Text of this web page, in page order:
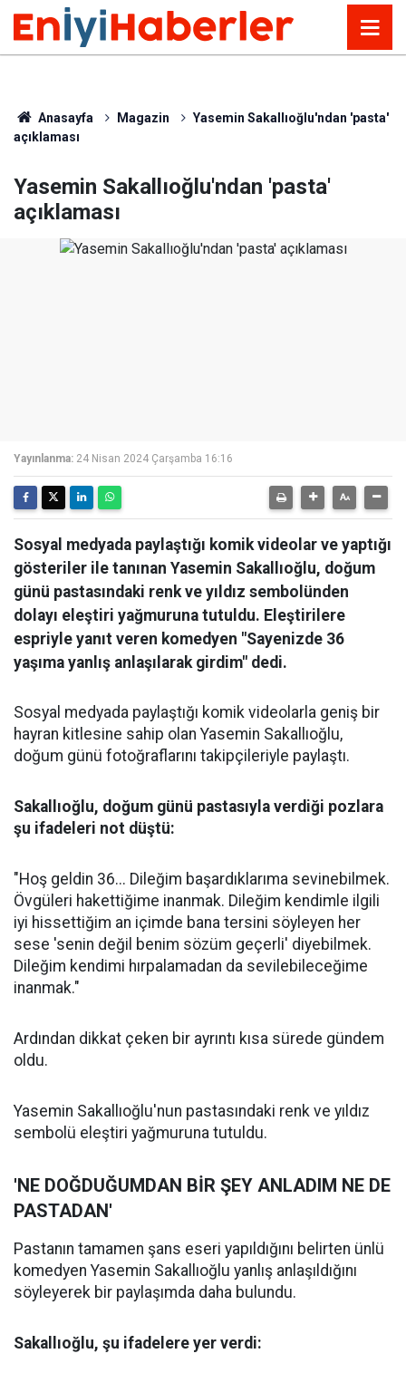
Anasayfa Magazin
Yasemin Sakallıoğlu'ndan 'pasta'
açıklaması
Yasemin Sakallıoğlu'ndan 'pasta'
açıklaması
Yayınlanma: 24 Nisan 2024 Çarşamba 16:16
Sosyal medyada paylaştığı komik videolar ve yaptığı
gösteriler ile tanınan Yasemin Sakallıoğlu, doğum
günü pastasındaki renk ve yıldız sembolünden
dolayı eleştiri yağmuruna tutuldu. Eleştirilere
espriyle yanıt veren komedyen "Sayenizde 36
yaşıma yanlış anlaşılarak girdim" dedi.
Sosyal medyada paylaştığı komik videolarla geniş bir
hayran kitlesine sahip olan Yasemin Sakallıoğlu,
doğum günü fotoğraflarını takipçileriyle paylaştı.
Sakallıoğlu, doğum günü pastasıyla verdiği pozlara
şu ifadeleri not düştü:
"Hoş geldin 36... Dileğim başardıklarıma sevinebilmek.
Övgüleri hakettiğime inanmak. Dileğim kendimle ilgili
iyi hissettiğim an içimde bana tersini söyleyen her
sese 'senin değil benim sözüm geçerli' diyebilmek.
Dileğim kendimi hırpalamadan da sevilebileceğime
inanmak."
Ardından dikkat çeken bir ayrıntı kısa sürede gündem
oldu.
Yasemin Sakallıoğlu'nun pastasındaki renk ve yıldız
sembolü eleştiri yağmuruna tutuldu.
'NE DOĞDUĞUMDAN BİR ŞEY ANLADIM NE DE
PASTADAN'
Pastanın tamamen şans eseri yapıldığını belirten ünlü
komedyen Yasemin Sakallıoğlu yanlış anlaşıldığını
söyleyerek bir paylaşımda daha bulundu.
Sakallıoğlu, şu ifadelere yer verdi: